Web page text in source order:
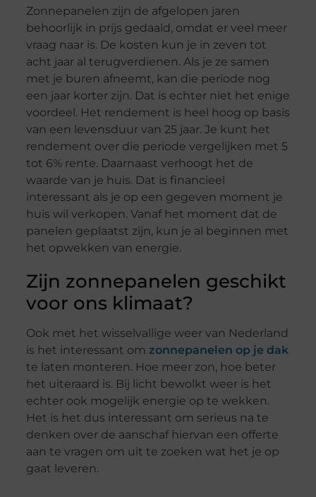
Zonnepanelen zijn de afgelopen jaren
behoorlijk in prijs gedaald, omdat er veel meer
vraag naar is. De kosten kun je in zeven tot
acht jaar al terugverdienen. Als je ze samen
met je buren afneemt, kan die periode nog
een jaar korter zijn. Dat is echter niet het enige
voordeel. Het rendement is heel hoog op basis
van een levensduur van 25 jaar. Je kunt het
rendement over die periode vergelijken met 5
tot 6% rente. Daarnaast verhoogt het de
waarde van je huis. Dat is financieel
interessant als je op een gegeven moment je
huis wil verkopen. Vanaf het moment dat de
panelen geplaatst zijn, kun je al beginnen met
het opwekken van energie.
Zijn zonnepanelen geschikt
voor ons klimaat?
Ook met het wisselvallige weer van Nederland
is het interessant om zonnepanelen op je dak
te laten monteren. Hoe meer zon, hoe beter
het uiteraard is. Bij licht bewolkt weer is het
echter ook mogelijk energie op te wekken.
Het is het dus interessant om serieus na te
denken over de aanschaf hiervan een offerte
aan te vragen om uit te zoeken wat het je op
gaat leveren.